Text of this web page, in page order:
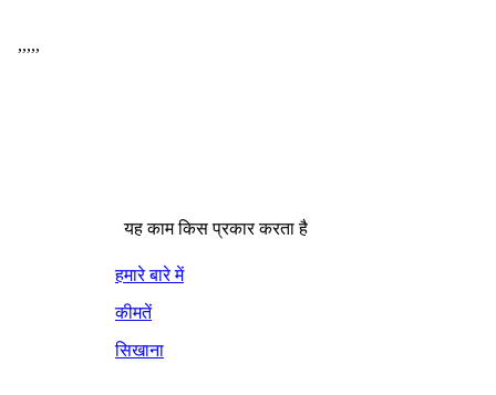
,,,,,
यह काम किस प्रकार करता है
हमारे बारे में
कीमतें
सिखाना